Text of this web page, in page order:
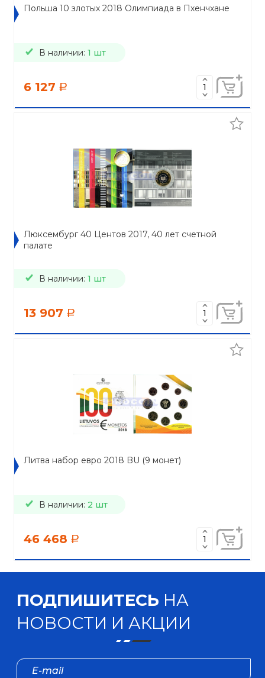
Польша 10 злотых 2018 Олимпиада в Пхенчхане
В наличии: 1 шт
6 127 a
Люксембург 40 Центов 2017, 40 лет счетной
палате
В наличии: 1 шт
13 907 a
Литва набор евро 2018 BU (9 монет)
В наличии: 2 шт
46 468 a
ПОДПИШИТЕСЬ НА
НОВОСТИ И АКЦИИ